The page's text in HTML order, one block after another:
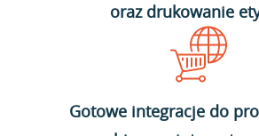
oraz drukowanie
Gotowe integracje do